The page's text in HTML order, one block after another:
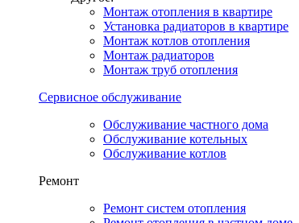
Монтаж отопления в квартире
Установка радиаторов в квартире
Монтаж котлов отопления
Монтаж радиаторов
Монтаж труб отопления
Сервисное обслуживание
Обслуживание частного дома
Обслуживание котельных
Обслуживание котлов
Ремонт
Ремонт систем отопления